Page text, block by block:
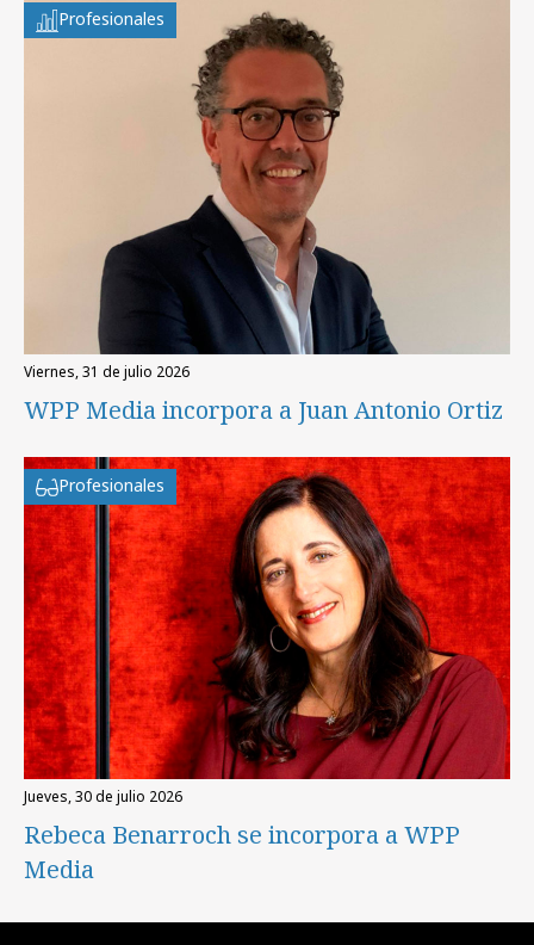
Profesionales
viernes, 31 de julio 2026
WPP Media incorpora a Juan Antonio Ortiz
Profesionales
jueves, 30 de julio 2026
Rebeca Benarroch se incorpora a WPP
Media